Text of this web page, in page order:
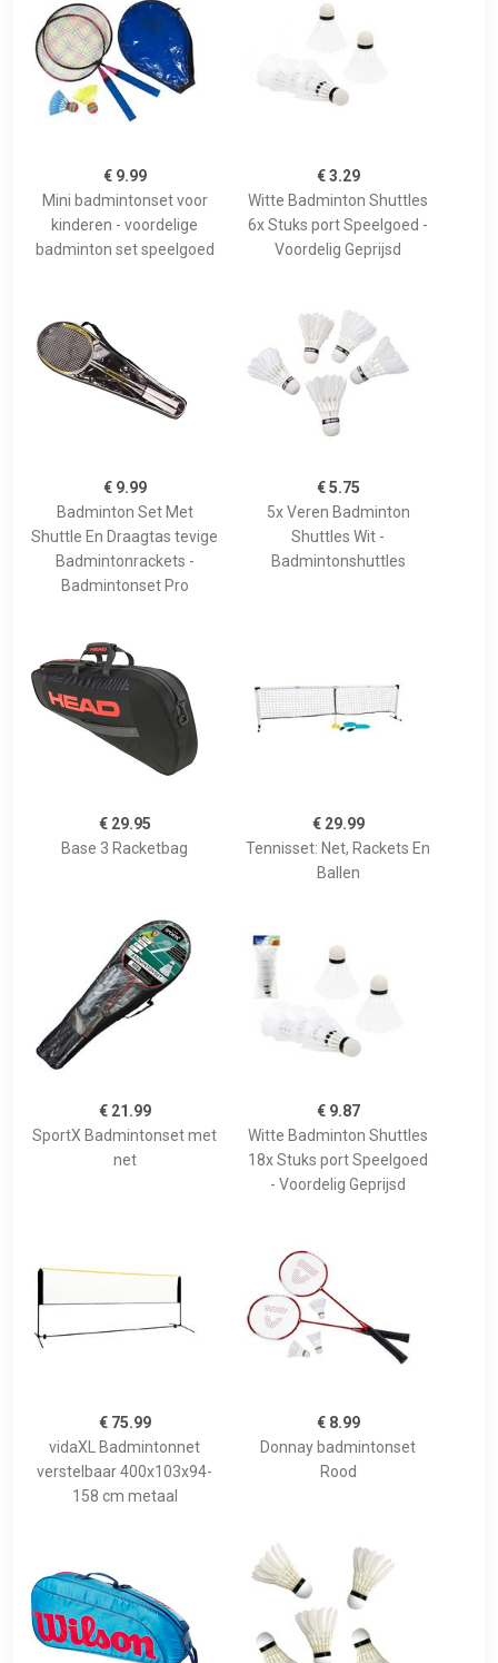
€ 9.99
Mini badmintonset voor
kinderen - voordelige
badminton set speelgoed
€ 3.29
Witte Badminton Shuttles
6x Stuks port Speelgoed -
Voordelig Geprijsd
€ 9.99
Badminton Set Met
Shuttle En Draagtas tevige
Badmintonrackets -
Badmintonset Pro
€ 5.75
5x Veren Badminton
Shuttles Wit -
Badmintonshuttles
€ 29.95
Base 3 Racketbag
€ 29.99
Tennisset: Net, Rackets En
Ballen
€ 21.99
SportX Badmintonset met
net
€ 9.87
Witte Badminton Shuttles
18x Stuks port Speelgoed
- Voordelig Geprijsd
€ 75.99
vidaXL Badmintonnet
verstelbaar 400x103x94-
158 cm metaal
€ 8.99
Donnay badmintonset
Rood